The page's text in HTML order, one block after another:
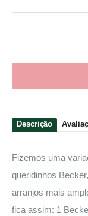
Descrição
Fizemos uma
queridinhos
arranjos mais
fica assim: 1